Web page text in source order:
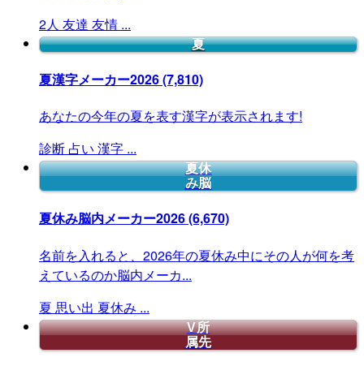
2人 友達 友情 ...
夏
夏漢字メーカー2026(7,810)
あなたの今年の夏を表す漢字が表示されます!
診断 占い 漢字 ...
夏休
み脳
夏休み脳内メーカー2026(6,670)
名前を入れると、2026年の夏休み中にその人が何を考
えているのか脳内メーカ...
夏 思い出 夏休み ...
V所
属先